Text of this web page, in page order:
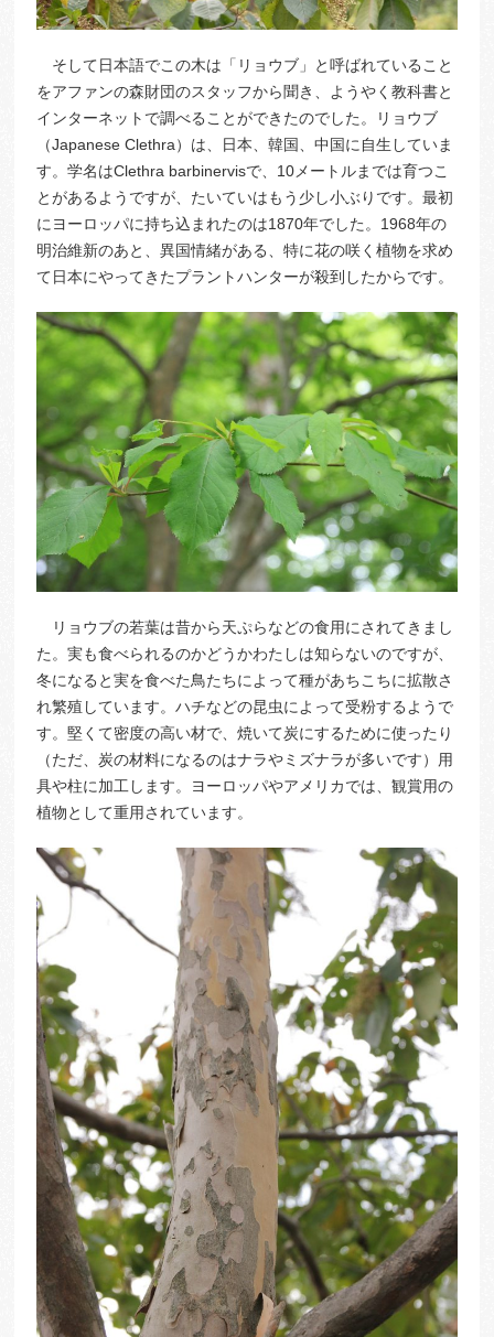
そして日本語でこの木は「リョウブ」と呼ばれていること
をアファンの森財団のスタッフから聞き、ようやく教科書と
インターネットで調べることができたのでした。リョウブ
（Japanese Clethra）は、日本、韓国、中国に自生していま
す。学名はClethra barbinervisで、10メートルまでは育つこ
とがあるようですが、たいていはもう少し小ぶりです。最初
にヨーロッパに持ち込まれたのは1870年でした。1968年の
明治維新のあと、異国情緒がある、特に花の咲く植物を求め
て日本にやってきたプラントハンターが殺到したからです。
リョウブの若葉は昔から天ぷらなどの食用にされてきまし
た。実も食べられるのかどうかわたしは知らないのですが、
冬になると実を食べた鳥たちによって種があちこちに拡散さ
れ繁殖しています。ハチなどの昆虫によって受粉するようで
す。堅くて密度の高い材で、焼いて炭にするために使ったり
（ただ、炭の材料になるのはナラやミズナラが多いです）用
具や柱に加工します。ヨーロッパやアメリカでは、観賞用の
植物として重用されています。